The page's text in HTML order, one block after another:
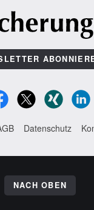
Datenschutz
NACH OBEN